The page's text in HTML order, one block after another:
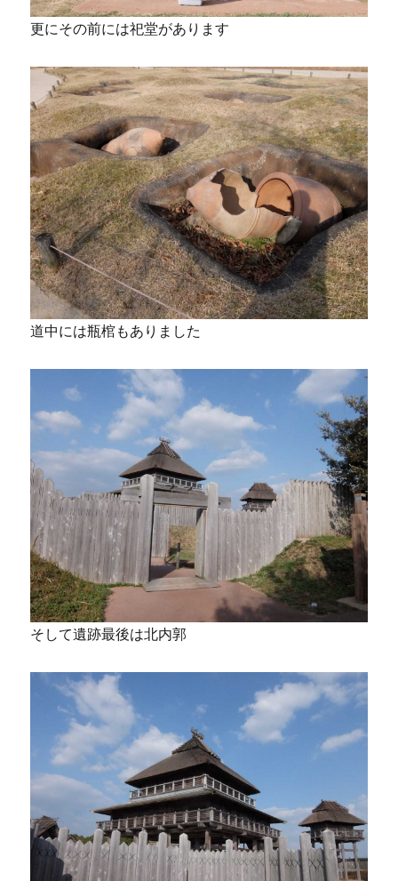
更にその前には祀堂があります
道中には瓶棺もありました
そして遺跡最後は北内郭